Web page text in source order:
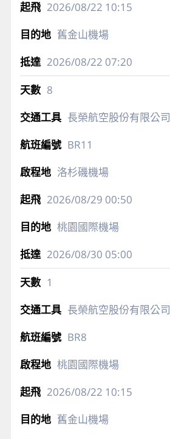
2026/08/22 10:15
舊金山機場
2026/08/22 07:20
8
長榮航空股份有限公司
BR11
洛杉磯機場
2026/08/29 00:50
桃園國際機場
2026/08/30 05:00
1
長榮航空股份有限公司
BR8
桃園國際機場
2026/08/22 10:15
舊金山機場